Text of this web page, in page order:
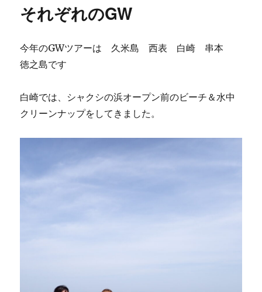
ー
それぞれのGW
今年のGWツアーは 久米島 西表 白崎 串本
徳之島です
白崎では、シャクシの浜オープン前のビーチ＆水中
クリーンナップをしてきました。